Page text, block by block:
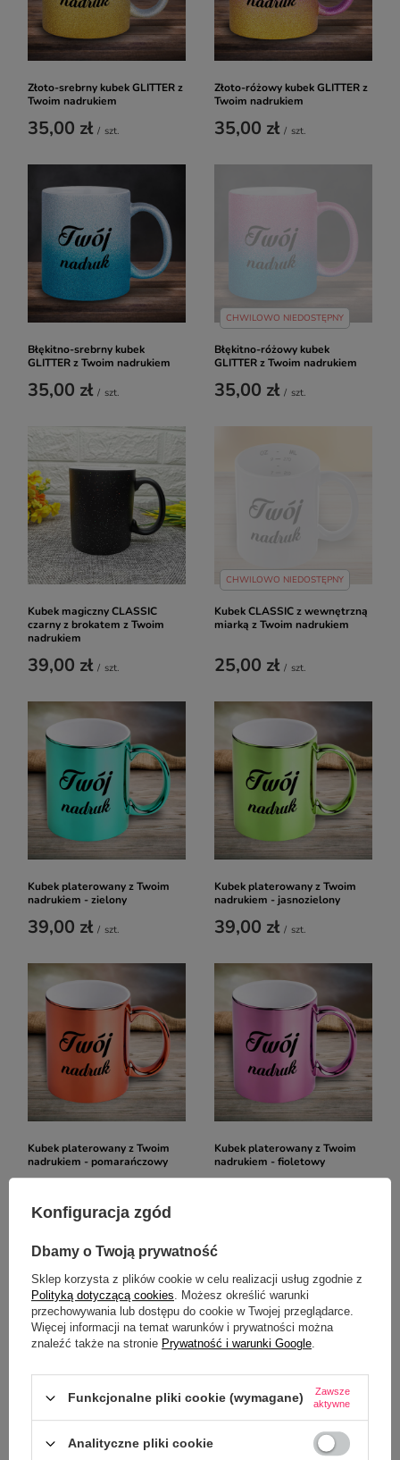
Złoto-srebrny kubek GLITTER z
Twoim nadrukiem
35,00 zł / szt.
Złoto-różowy kubek GLITTER z
Twoim nadrukiem
35,00 zł / szt.
Błękitno-srebrny kubek
GLITTER z Twoim nadrukiem
35,00 zł / szt.
CHWILOWO NIEDOSTĘPNY
Błękitno-różowy kubek
GLITTER z Twoim nadrukiem
35,00 zł / szt.
Kubek magiczny CLASSIC
czarny z brokatem z Twoim
nadrukiem
39,00 zł / szt.
CHWILOWO NIEDOSTĘPNY
Kubek CLASSIC z wewnętrzną
miarką z Twoim nadrukiem
25,00 zł / szt.
Kubek platerowany z Twoim
nadrukiem - zielony
39,00 zł / szt.
Kubek platerowany z Twoim
nadrukiem - jasnozielony
39,00 zł / szt.
Kubek platerowany z Twoim
nadrukiem - pomarańczowy
Kubek platerowany z Twoim
nadrukiem - fioletowy
nadrukiem - czerwony
39,00 zł szt.
Kubek platerowany z Twoim
nadrukiem - miedziany
Konfiguracja zgód
Dbamy o Twoją prywatność
Sklep korzysta z plików cookie w celu realizacji usług zgodnie z
Polityką dotyczącą cookies. Możesz określić warunki
przechowywania lub dostępu do cookie w Twojej przeglądarce.
Więcej informacji na temat warunków i prywatności można
znaleźć także na stronie Prywatność i warunki Google.
Funkcjonalne pliki cookie (wymagane)
Zawsze
aktywne
Analityczne pliki cookie